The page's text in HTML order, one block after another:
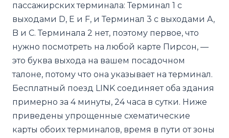
пассажирских терминала: Терминал 1 с
выходами D, E и F, и Терминал 3 с выходами A,
B и C. Терминала 2 нет, поэтому первое, что
нужно посмотреть на любой карте Пирсон, —
это буква выхода на вашем посадочном
талоне, потому что она указывает на терминал.
Бесплатный поезд LINK соединяет оба здания
примерно за 4 минуты, 24 часа в сутки. Ниже
приведены упрощенные схематические
карты обоих терминалов, время в пути от зоны